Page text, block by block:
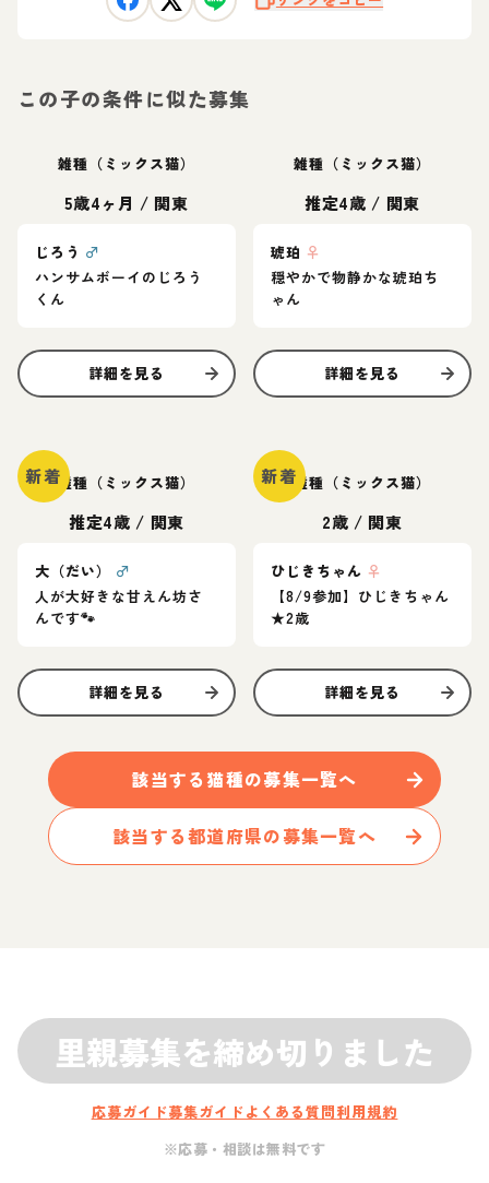
この子の条件に似た募集
雑種（ミックス猫）
5歳4ヶ月 / 関東
じろう ♂
ハンサムボーイのじろう
くん
詳細を見る
雑種（ミックス猫）
推定4歳 / 関東
琥珀 ♀
穏やかで物静かな琥珀ち
ゃん
詳細を見る
新着雑種（ミックス猫）
推定4歳 / 関東
大（だい）
♂
人が大好きな甘えん坊さ
んです🐾
詳細を見る
新着雑種（ミックス猫）
2歳 / 関東
ひじきちゃん ♀
【8/9参加】ひじきちゃん
★2歳
詳細を見る
該当する 猫種の募集一覧へ
該当する都道府県の募集一覧へ
里親募集を締め切りました
応募ガイド募集ガイド よくある質問利用規約
※応募・相談は無料です